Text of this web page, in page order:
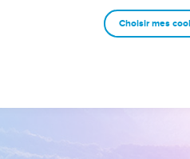
Choisir mes